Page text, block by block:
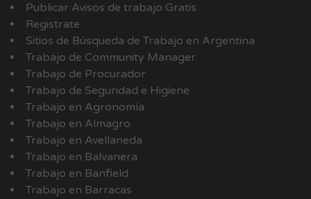
Publicar Avisos de trabajo Gratis
Registrate
Sitios de Búsqueda de Trabajo en Argentina
Trabajo de Community Manager
Trabajo de Procurador
Trabajo de Seguridad e Higiene
Trabajo en Agronomía
Trabajo en Almagro
Trabajo en Avellaneda
Trabajo en Balvanera
Trabajo en Banfield
Trabajo en Barracas